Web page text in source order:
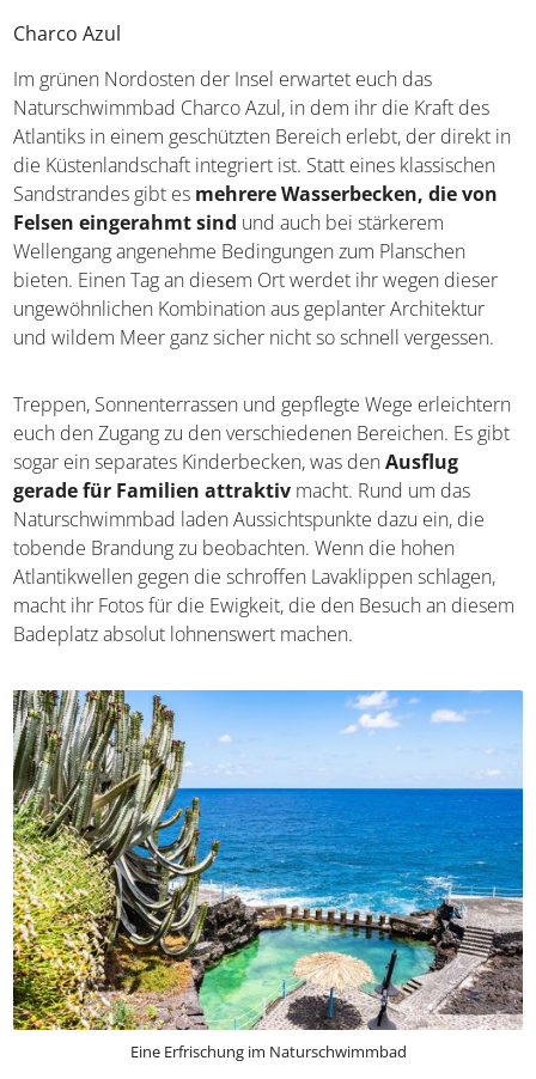
Charco Azul
Im grünen Nordosten der Insel erwartet euch das
Naturschwimmbad Charco Azul, in dem ihr die Kraft des
Atlantiks in einem geschützten Bereich erlebt, der direkt in
die Küstenlandschaft integriert ist. Statt eines klassischen
Sandstrandes gibt es mehrere Wasserbecken, die von
Felsen eingerahmt sind und auch bei stärkerem
Wellengang angenehme Bedingungen zum Planschen
bieten. Einen Tag an diesem Ort werdet ihr wegen dieser
ungewöhnlichen Kombination aus geplanter Architektur
und wildem Meer ganz sicher nicht so schnell vergessen.
Treppen, Sonnenterrassen und gepflegte Wege erleichtern
euch den Zugang zu den verschiedenen Bereichen. Es gibt
sogar ein separates Kinderbecken, was denAusflug
gerade für Familien attraktiv macht. Rund um das
Naturschwimmbad laden Aussichtspunkte dazu ein, die
tobende Brandung zu beobachten. Wenn die hohen
Atlantikwellen gegen die schroffen Lavaklippen schlagen,
macht ihr Fotos für die Ewigkeit, die den Besuch an diesem
Badeplatz absolut lohnenswert machen.
Eine Erfrischung im Naturschwimmbad